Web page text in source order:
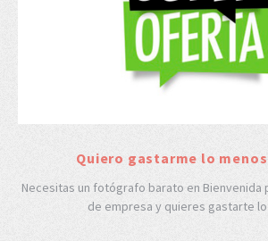
Quiero gastarme lo
Necesitas un fotógrafo barato en Bienvenida
de empresa y quieres gastarte lo